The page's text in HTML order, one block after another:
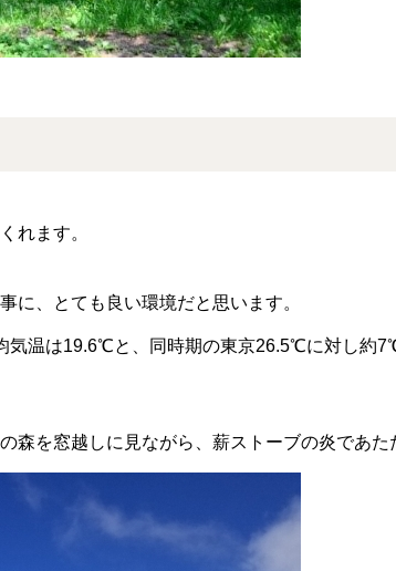
れます。
に、とても良い環境だと思います。
気温は19.6℃と、同時期の東京26.5℃に対し約
森を窓越しに見ながら、薪ストーブの炎であた